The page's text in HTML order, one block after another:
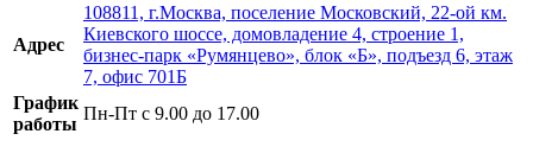
Адрес
108811, г.Москва, поселение Московский, 22-ой км.
Киевского шоссе, домовладение 4, строение 1,
бизнес-парк «Румянцево», блок «Б», подъезд 6, этаж
7, офис 701Б
График
работы
Пн-Пт с 9.00 до 17.00